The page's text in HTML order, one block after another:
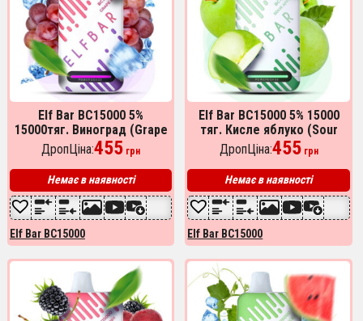
Elf Bar BC15000 5%
15000тяг. Виноград (Grape
Ice)
ДропЦіна:455 грн
Немає в наявності
Elf Bar BC15000
Elf Bar BC15000 5% 15000
тяг. Кисле яблуко (Sour
Apple)
ДропЦіна:455грн
Немає в наявності
Elf Bar BC15000